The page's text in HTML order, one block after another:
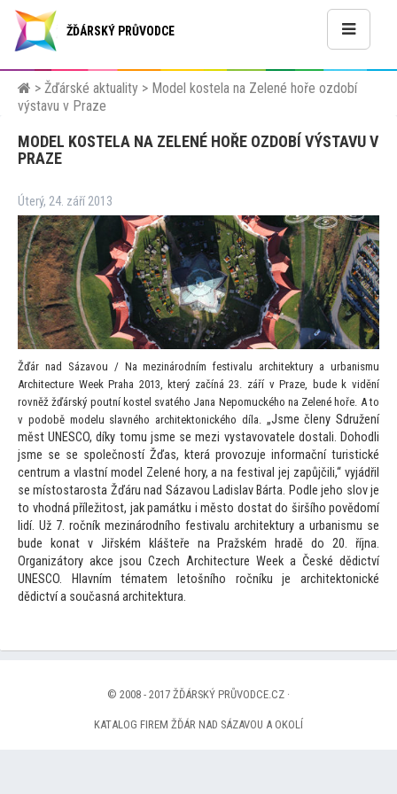
ŽĎÁRSKÝ PRŮVODCE
> Žďárské aktuality > Model kostela na Zelené hoře ozdobí
výstavu v Praze
MODEL KOSTELA NA ZELENÉ HOŘE OZDOBÍ VÝSTAVU V
PRAZE
Úterý, 24. září 2013
Žďár nad Sázavou / Na mezinárodním festivalu architektury a urbanismu
Architecture Week Praha 2013, který začíná 23. září v Praze, bude k vidění
rovněž žďárský poutní kostel svatého Jana Nepomuckého na Zelené hoře. Ato
v podobě modelu slavného architektonického díla.„Jsme členy Sdružení
měst UNESCO, díky tomu jsme se mezi vystavovatele dostali. Dohodli
jsme se se společností Žďas, která provozuje informační turistické
centrum a vlastní model Zelené hory, a na festival jej zapůjčili,“ vyjádřil
se místostarosta Žďáru nad Sázavou Ladislav Bárta. Podle jeho slov je
to vhodná příležitost, jak památku i město dostat do širšího povědomí
lidí. Už 7. ročník mezinárodního festivalu architektury a urbanismu se
bude konat v Jiřském klášteře na Pražském hradě do 20. října.
Organizátory akce jsou Czech Architecture Week a České dědictví
UNESCO. Hlavním tématem letošního ročníku je architektonické
dědictví a současná architektura.
© 2008 - 2017 ŽĎÁRSKÝ PRŮVODCE.CZ ·
KATALOG FIREM ŽĎÁR NAD SÁZAVOU A OKOLÍ